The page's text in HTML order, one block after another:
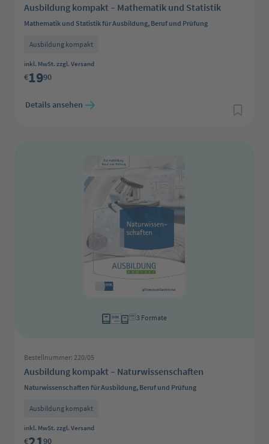
Ausbildung kompakt – Mathematik und Statistik
Mathematik und Statistik für Ausbildung, Beruf und Prüfung
Ausbildung kompakt
Regulärer Preis:
inkl. MwSt. zzgl. Versand
€1990
Details ansehen
3 Formate
Bestellnummer: 220/05
Ausbildung kompakt – Naturwissenschaften
Naturwissenschaften für Ausbildung, Beruf und Prüfung
Ausbildung kompakt
Regulärer Preis:
inkl. MwSt. zzgl. Versand
€ 90